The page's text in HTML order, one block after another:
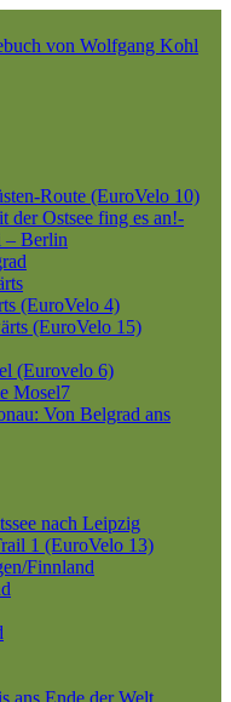
Route (EuroVelo 10)
der Ostsee fing es an!-
– Berlin
(EuroVelo 4)
(EuroVelo 15)
(Eurovelo 6)
Mosel7
Von Belgrad ans
nach Leipzig
1 (EuroVelo 13)
Finnland
ans Ende der Welt